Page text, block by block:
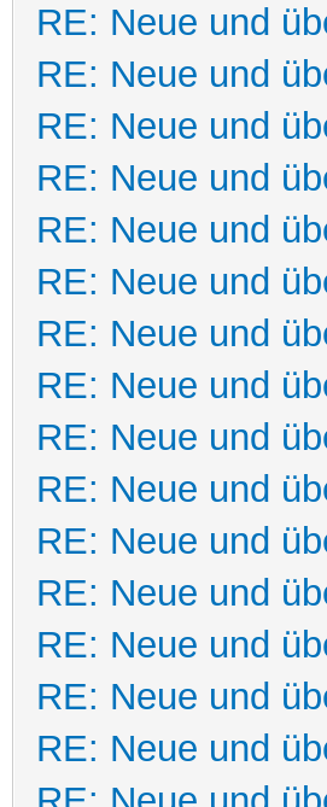
RE: Neue und
RE: Neue und
RE: Neue und
RE: Neue und
RE: Neue und
RE: Neue und
RE: Neue und
RE: Neue und
RE: Neue und
RE: Neue und
RE: Neue und
RE: Neue und
RE: Neue und
RE: Neue und
RE: Neue und